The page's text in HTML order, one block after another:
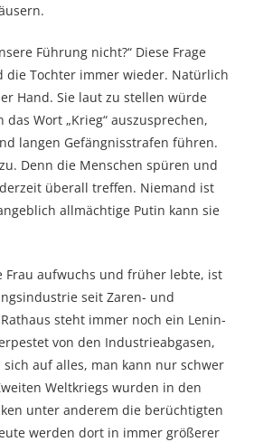
Führung nicht?“ Diese Frage
die Tochter immer wieder. Natürlich
Hand. Sie laut zu stellen würde
das Wort „Krieg“ auszusprechen,
langen Gefängnisstrafen führen.
Denn die Menschen spüren und
überall treffen. Niemand ist
allmächtige Putin kann sie
Frau aufwuchs und früher lebte, ist
seit Zaren- und
steht immer noch ein Lenin-
von den Industrieabgasen,
auf alles, man kann nur schwer
Weltkriegs wurden in den
unter anderem die berüchtigten
werden dort in immer größerer